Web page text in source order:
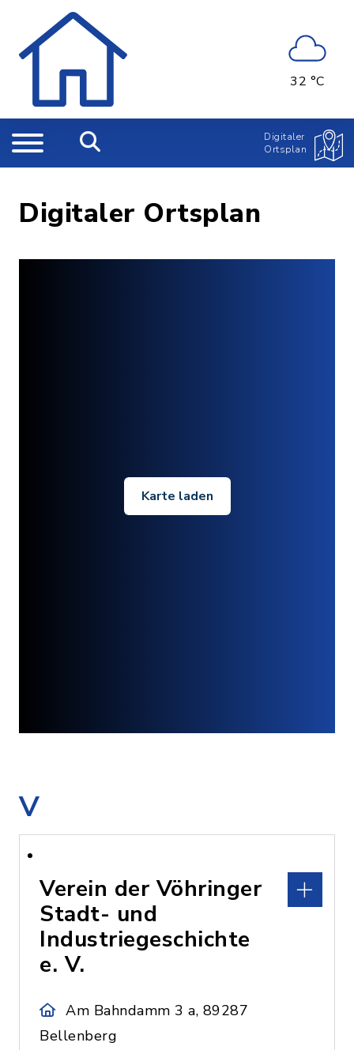
32 °C
Digitaler
Ortsplan
Digitaler Ortsplan
Karte laden
V
Verein der Vöhringer
Stadt- und
Industriegeschichte
e. V.
Am Bahndamm 3 a, 89287
Bellenberg